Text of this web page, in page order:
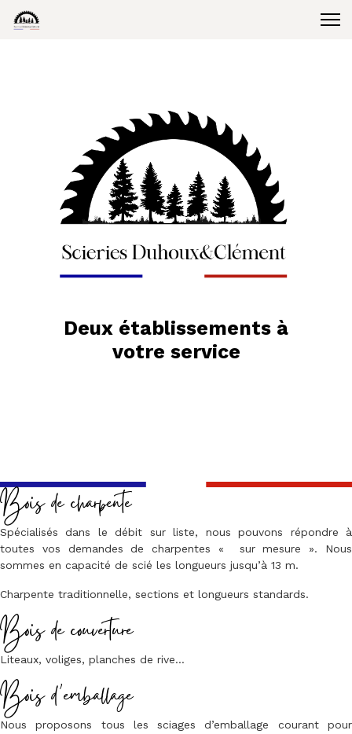
Deux établissements à
votre service
Bois de charpente
Spécialisés dans le débit sur liste, nous pouvons répondre à
toutes vos demandes de charpentes « sur mesure ». Nous
sommes en capacité de scié les longueurs jusqu’à 13 m.
Charpente traditionnelle, sections et longueurs standards.
Bois de couverture
Liteaux, voliges, planches de rive…
Bois d’emballage
Nous proposons tous les sciages d’emballage courant pour